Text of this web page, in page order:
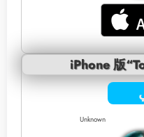
iPhone 版
Unknown